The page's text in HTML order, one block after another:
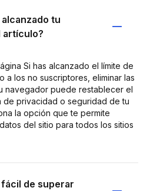
tu
artículo?
Si has alcanzado el límite de
a los no suscriptores, eliminar las
navegador puede restablecer el
de privacidad o seguridad de tu
la opción que te permite
del sitio para todos los sitios
fácil de superar